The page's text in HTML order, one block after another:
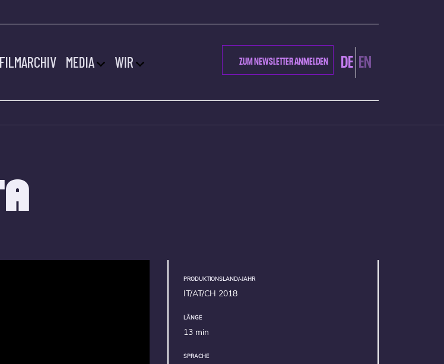
FILMARCHIV MEDIA WIR ZUM NEWSLETTER ANMELDEN DE EN
PRODUKTIONSLAND/-JAHR
IT/AT/CH 2018
LÄNGE
13 min
SPRACHE